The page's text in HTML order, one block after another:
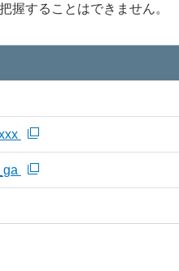
握することはできません。
_ga